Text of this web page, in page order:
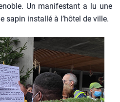
Un mani­fes­tant a lu une
sapin ins­tal­lé à l’hôtel de ville.